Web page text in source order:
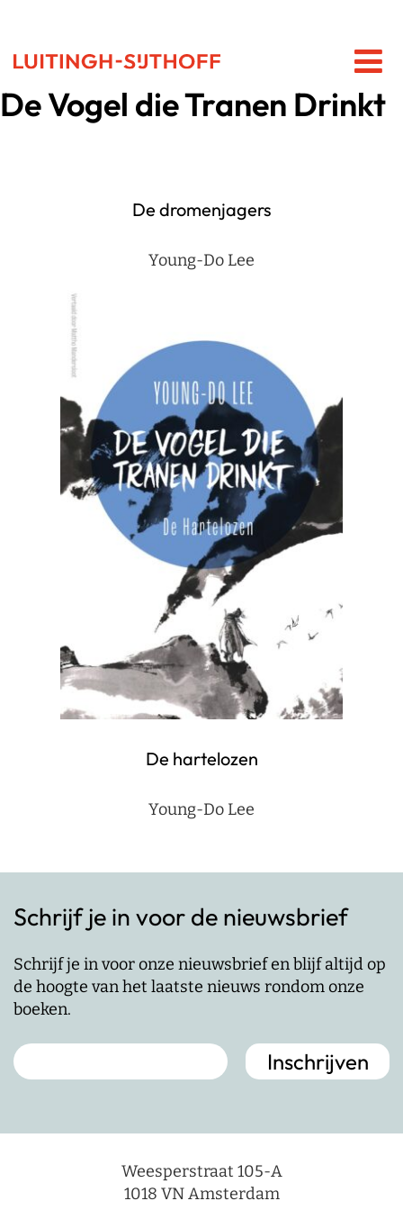
De Vogel die Tranen Drinkt
De dromenjagers
Young-Do Lee
De hartelozen
Young-Do Lee
Schrijf je in voor de nieuwsbrief
Schrijf je in voor onze nieuwsbrief en blijf altijd op
de hoogte van het laatste nieuws rondom onze
boeken.
Weesperstraat 105-A
1018 VN Amsterdam